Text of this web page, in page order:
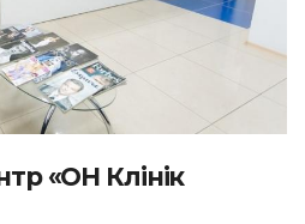
«ОН Клінік